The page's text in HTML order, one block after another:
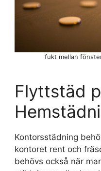
fukt mellan
Flyttstäd
Kontorsstädning
kontoret rent och
behövs också när